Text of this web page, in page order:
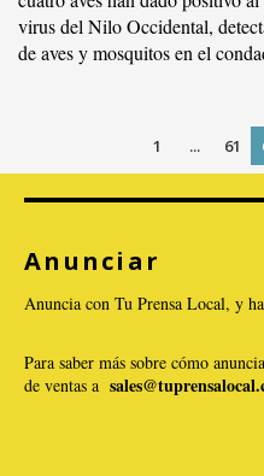
virus del Nilo Occidental,
de aves y mosquitos en el
1 ... 61
Anunciar
Anuncia con Tu Prensa Local, y
Para saber más sobre cómo
de ventas a